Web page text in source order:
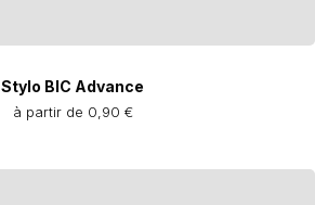
Stylo BIC Advance
à partir de 0,90 €